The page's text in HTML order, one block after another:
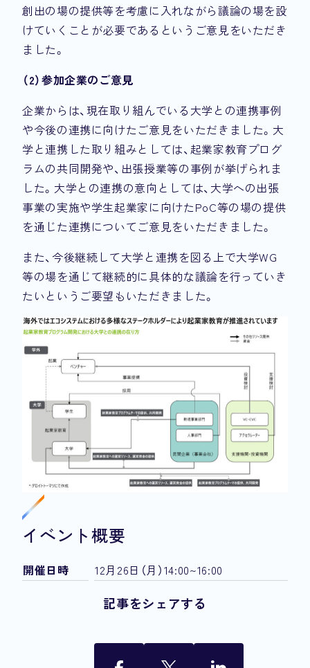
創出の場の提供等を考慮に入れながら議論の場を設
けていくことが必要であるというご意見をいただき
ました。
（2）参加企業のご意見
企業からは、現在取り組んでいる大学との連携事例
や今後の連携に向けたご意見をいただきました。大
学と連携した取り組みとしては、起業家教育プログ
ラムの共同開発や、出張授業等の事例が挙げられま
した。大学との連携の意向としては、大学への出張
事業の実施や学生起業家に向けたPoC等の場の提供
を通じた連携についてご意見をいただきました。
また、今後継続して大学と連携を図る上で大学WG
等の場を通じて継続的に具体的な議論を行っていき
たいというご要望もいただきました。
イベント概要
開催日時 12月26日（月）14:00~16:00
記事をシェアする